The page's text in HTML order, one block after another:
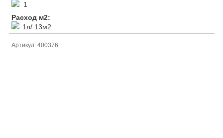
1
Расход м2:
1л/ 13м2
Артикул: 400376